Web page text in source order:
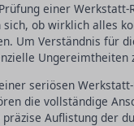
einer
sich, ob wirklich alles
Um Verständnis für
Ungereimtheiten
seriösen
die vollständige
präzise Auflistung der